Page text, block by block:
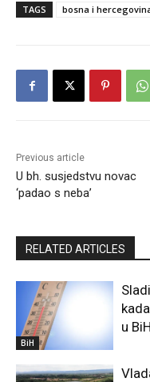
TAGS bosna i
Previous article
U bh. susjedstvu novac
‘padao s neba’
RELATED ARTICLES
BiH
u BiH